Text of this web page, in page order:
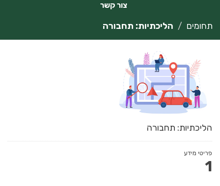
צור קשר
תחומים הליכתיות: תחבורה
הליכתיות: תחבורה
פריטי מידע
1